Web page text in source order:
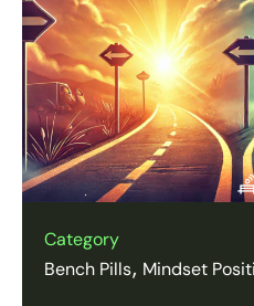
Category
Bench Pills Mindset